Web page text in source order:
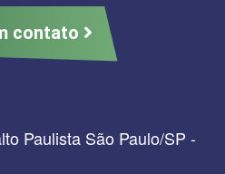
contato
Paulista São Paulo/SP -